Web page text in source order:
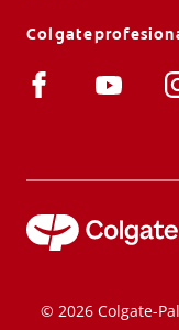
© 2026 Colgate-